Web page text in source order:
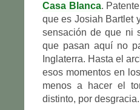
Casa Blanca.
que es Josiah Bartlet
sensación de que ni
que pasan aquí no
Inglaterra. Hasta el
esos momentos en
menos a hacer el
distinto, por desgracia.